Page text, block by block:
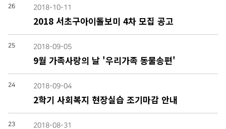
26
2018 서초구아이돌보미 4차 모집 공고
2018-10-11
25
9월 가족사랑의 날 '우리가족 동물송편'
2018-09-05
24
2학기 사회복지 현장실습 조기마감 안내
2018-09-04
23 2018-08-31